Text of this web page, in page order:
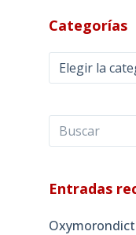
Categorías
Categorías
Entradas